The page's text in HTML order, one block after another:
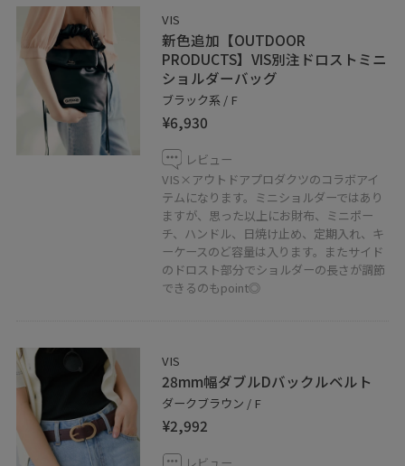
VIS
新色追加【OUTDOOR
PRODUCTS】VIS別注ドロストミニ
ショルダーバッグ
ブラック系 / F
¥6,930
レビュー
VIS×アウトドアプロダクツのコラボアイ
テムになります。ミニショルダーではあり
ますが、思った以上にお財布、ミニポー
チ、ハンドル、日焼け止め、定期入れ、キ
ーケースのど容量は入ります。またサイド
のドロスト部分でショルダーの長さが調節
できるのもpoint◎
VIS
28mm幅ダブルDバックルベルト
ダークブラウン / F
¥2,992